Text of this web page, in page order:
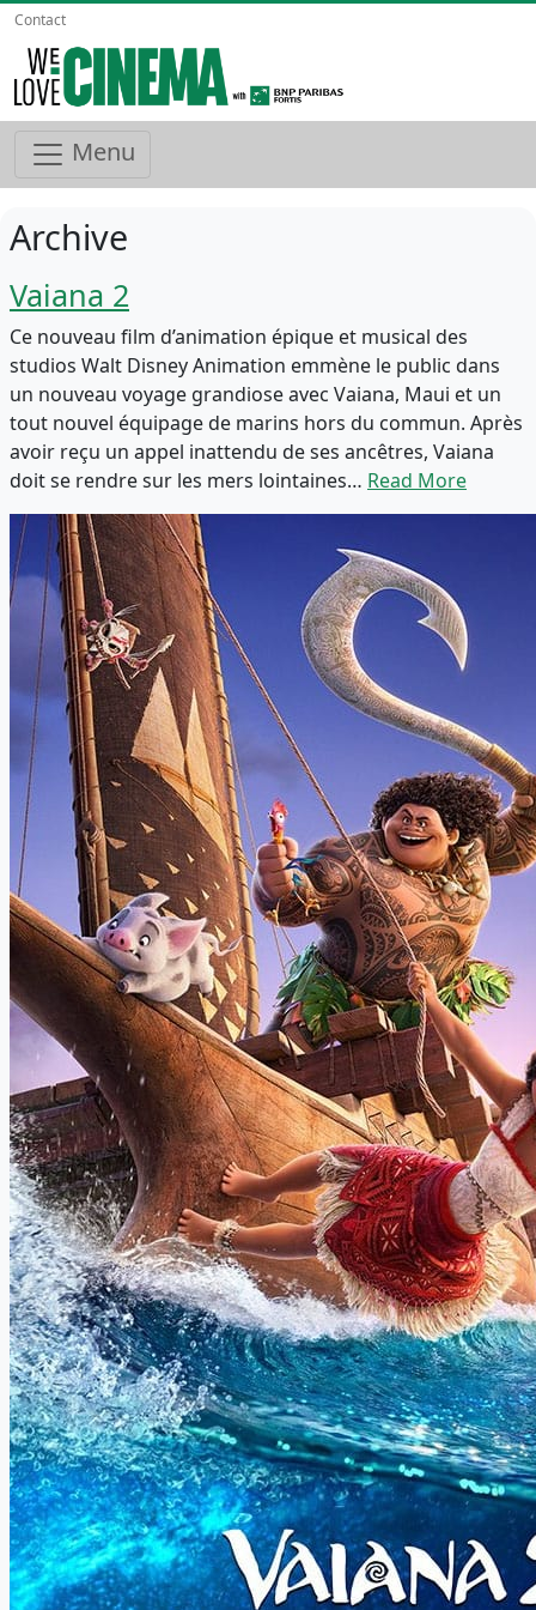
Contact
Menu
Archive
Vaiana 2
Ce nouveau film d’animation épique et musical des
studios Walt Disney Animation emmène le public dans
un nouveau voyage grandiose avec Vaiana, Maui et un
tout nouvel équipage de marins hors du commun. Après
avoir reçu un appel inattendu de ses ancêtres, Vaiana
doit se rendre sur les mers lointaines… Read More